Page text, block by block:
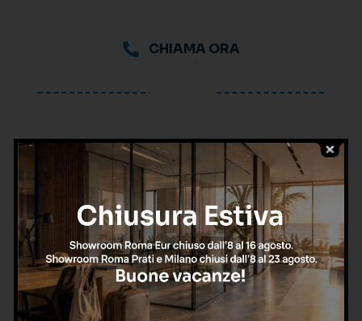
CHIAMA ORA
Richiedi una consulenza
gratuita